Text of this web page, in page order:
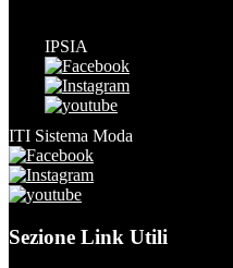
IPSIA
ITI Sistema Moda
Sezione Link Utili